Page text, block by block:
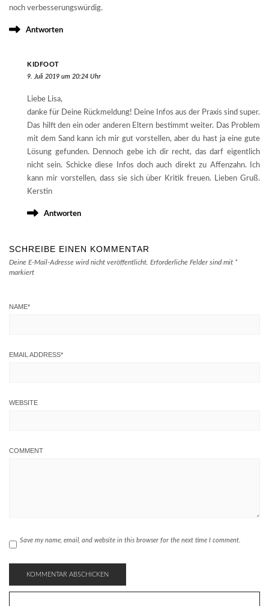
noch verbesserungswürdig.
Antworten
KIDFOOT
9. Juli 2019 um 20:24 Uhr
Liebe Lisa,
danke für Deine Rückmeldung! Deine Infos aus der Praxis sind super.
Das hilft den ein oder anderen Eltern bestimmt weiter. Das Problem
mit dem Sand kann ich mir gut vorstellen, aber du hast ja eine gute
Lösung gefunden. Dennoch gebe ich dir recht, das darf eigentlich
nicht sein. Schicke diese Infos doch auch direkt zu Affenzahn. Ich
kann mir vorstellen, dass sie sich über Kritik freuen. Lieben Gruß.
Kerstin
Antworten
SCHREIBE EINEN KOMMENTAR
Deine E-Mail-Adresse wird nicht veröffentlicht. Erforderliche Felder sind mit *
markiert
NAME*
EMAIL ADDRESS*
WEBSITE
COMMENT
Save my name, email, and website in this browser for the next time I comment.